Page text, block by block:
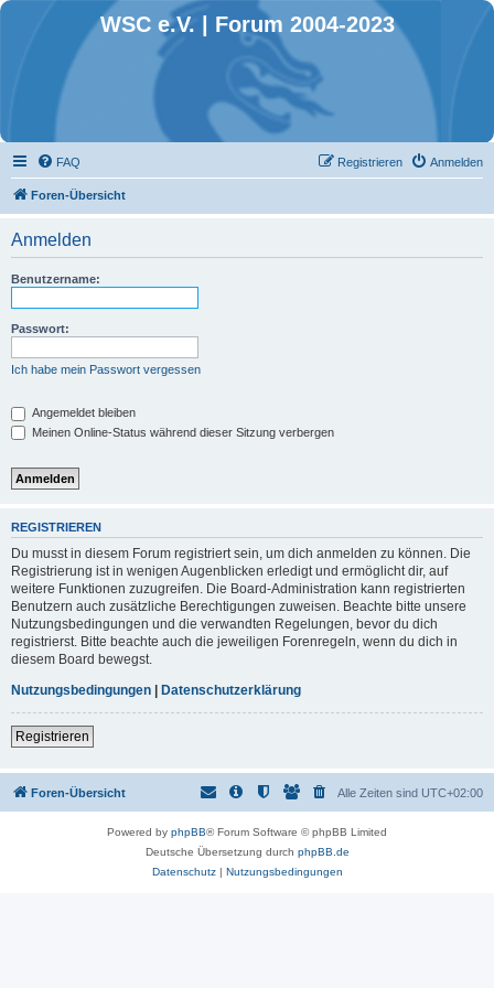
WSC e.V. | Forum 2004-2023
FAQ Anmelden
Registrieren
Foren-Übersicht
Anmelden
Benutzername:
Passwort:
Ich habe mein Passwort vergessen
Angemeldet bleiben
Meinen Online-Status während dieser Sitzung verbergen
REGISTRIEREN
Du musst in diesem Forum registriert sein, um dich anmelden zu können. Die
Registrierung ist in wenigen Augenblicken erledigt und ermöglicht dir, auf
weitere Funktionen zuzugreifen. Die Board-Administration kann registrierten
Benutzern auch zusätzliche Berechtigungen zuweisen. Beachte bitte unsere
Nutzungsbedingungen und die verwandten Regelungen, bevor du dich
registrierst. Bitte beachte auch die jeweiligen Forenregeln, wenn du dich in
diesem Board bewegst.
Nutzungsbedingungen | Datenschutzerklärung
Registrieren
Foren-Übersicht Alle Zeiten sind UTC+02:00
Powered by phpBB® Forum Software © phpBB Limited
Deutsche Übersetzung durch phpBB.de
Datenschutz| Nutzungsbedingungen